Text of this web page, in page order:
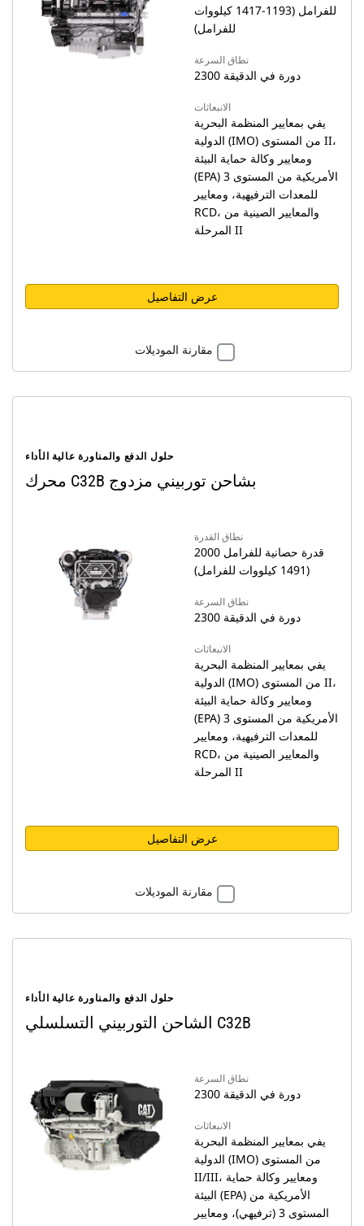
للفرامل (1193-1417 كيلووات
للفرامل)
نطاق السرعة
2300 دورة في الدقيقة
الانبعاثات
يفي بمعايير المنظمة البحرية
الدولية (IMO) من المستوى II،
ومعايير وكالة حماية البيئة
(EPA) الأمريكية من المستوى 3
للمعدات الترفيهية، ومعايير
RCD، والمعايير الصينية من
المرحلة II
عرض التفاصيل
مقارنة الموديلات
حلول الدفع والمناورة عالية الأداء
محرك C32B بشاحن توربيني مزدوج
نطاق القدرة
2000 قدرة حصانية للفرامل
(1491 كيلووات للفرامل)
نطاق السرعة
2300 دورة في الدقيقة
الانبعاثات
يفي بمعايير المنظمة البحرية
الدولية (IMO) من المستوى II،
ومعايير وكالة حماية البيئة
(EPA) الأمريكية من المستوى 3
للمعدات الترفيهية، ومعايير
RCD، والمعايير الصينية من
المرحلة II
عرض التفاصيل
مقارنة الموديلات
حلول الدفع والمناورة عالية الأداء
الشاحن التوربيني التسلسلي C32B
نطاق السرعة
2300 دورة في الدقيقة
الانبعاثات
يفي بمعايير المنظمة البحرية
الدولية (IMO) من المستوى
II/III، ومعايير وكالة حماية
البيئة (EPA) الأمريكية من
المستوى 3 (ترفيهي)، ومعايير